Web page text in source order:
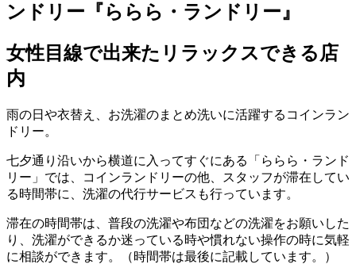
ンドリー『ららら・ランドリー』
女性目線で出来たリラックスできる店
内
雨の日や衣替え、お洗濯のまとめ洗いに活躍するコインラン
ドリー。
七夕通り沿いから横道に入ってすぐにある「ららら・ランド
リー」では、コインランドリーの他、スタッフが滞在してい
る時間帯に、洗濯の代行サービスも行っています。
滞在の時間帯は、普段の洗濯や布団などの洗濯をお願いした
り、洗濯ができるか迷っている時や慣れない操作の時に気軽
に相談ができます。（時間帯は最後に記載しています。）